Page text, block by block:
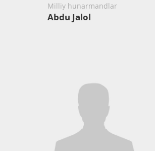
Milliy hunarmandlar
Abdu Jalol